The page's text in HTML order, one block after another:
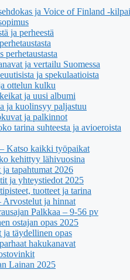
ja Voice of Finland -
ja perheestä
perhetaustasta
ja vertailu Suomessa
ja spekulaatioista
ottelun kulku
ja uusi albumi
ja kuolinsyy paljastuu
ja palkinnot
tarina suhteesta ja avioeroista
Katso kaikki työpaikat
kehittyy lähivuosina
tapahtumat 2026
ja yhteystiedot 2025
tuotteet ja tarina
Arvostelut ja hinnat
Palkkaa – 9-56 pv
ostajan opas 2025
täydellinen opas
hakukanavat
Lainan 2025